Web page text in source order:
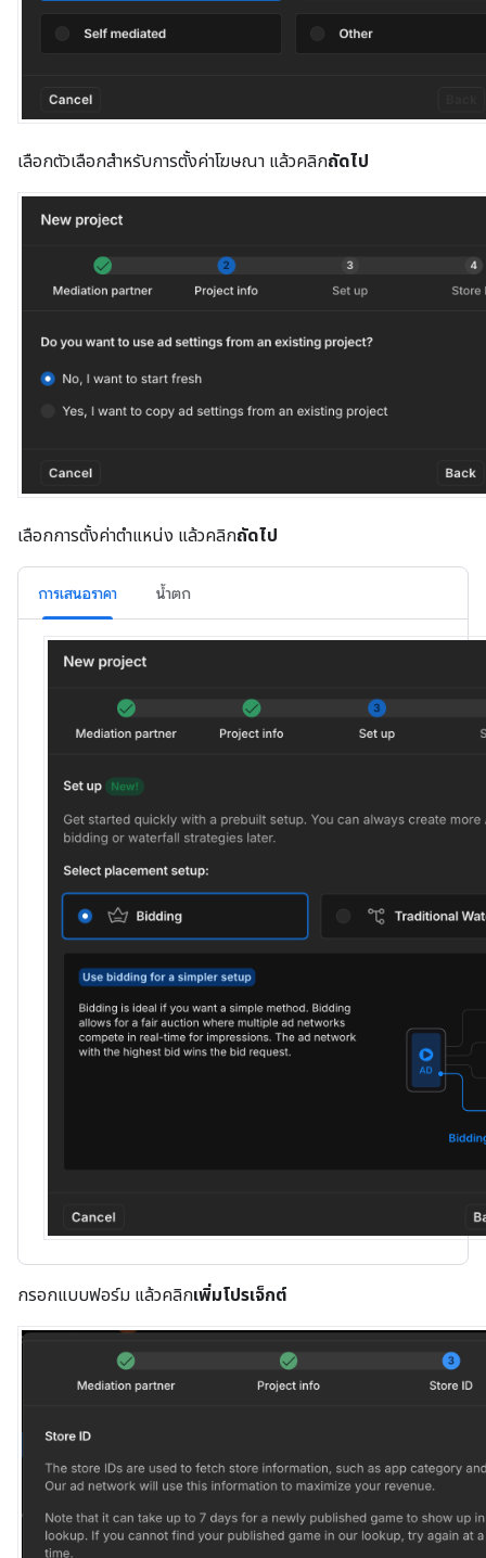
เลือกตัวเลือกสำหรับการตั้งค่าโฆษณา แล้วคลิกถัดไป
เลือกการตั้งค่าตําแหน่ง แล้วคลิกถัดไป
การเสนอราคา น้ำตก
กรอกแบบฟอร์ม แล้วคลิกเพิ่มโปรเจ็กต์